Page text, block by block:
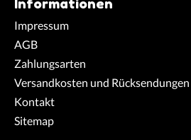
Impressum
AGB
Zahlungsarten
Versandkosten und Rücksendungen
Kontakt
Sitemap